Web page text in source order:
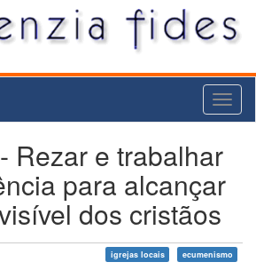
Rezar e trabalhar
para alcançar
dos cristãos
igrejas locais ecumenismo